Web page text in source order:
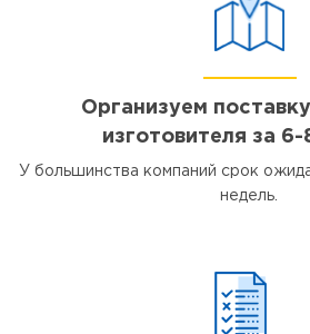
Организуем
изготовителя за 6-
У большинства компаний срок
недель.